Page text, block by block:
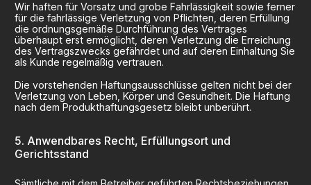
Wir haften für Vorsatz und grobe Fahrlässigkeit sowie ferner
für die fahrlässige Verletzung von Pflichten, deren Erfüllung
die ordnungsgemäße Durchführung des Vertrages
überhaupt erst ermöglicht, deren Verletzung die Erreichung
des Vertragszwecks gefährdet und auf deren Einhaltung Sie
als Kunde regelmäßig vertrauen.
Die vorstehenden Haftungsausschlüsse gelten nicht bei der
Verletzung von Leben, Körper und Gesundheit. Die Haftung
nach dem Produkthaftungsgesetz bleibt unberührt.
Anwendbares Recht, Erfüllungsort und
Gerichtsstand